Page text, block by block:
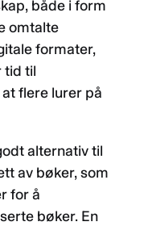
både i form
omtalte
formater,
tid til
flere lurer på
alternativ til
av bøker, som
for å
bøker. En